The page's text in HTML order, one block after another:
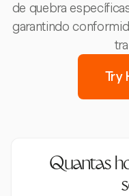
de quebra
garantindo
Try
Quantas